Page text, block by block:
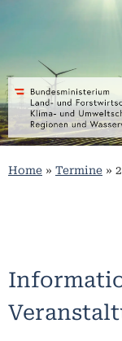
Home » Termine »